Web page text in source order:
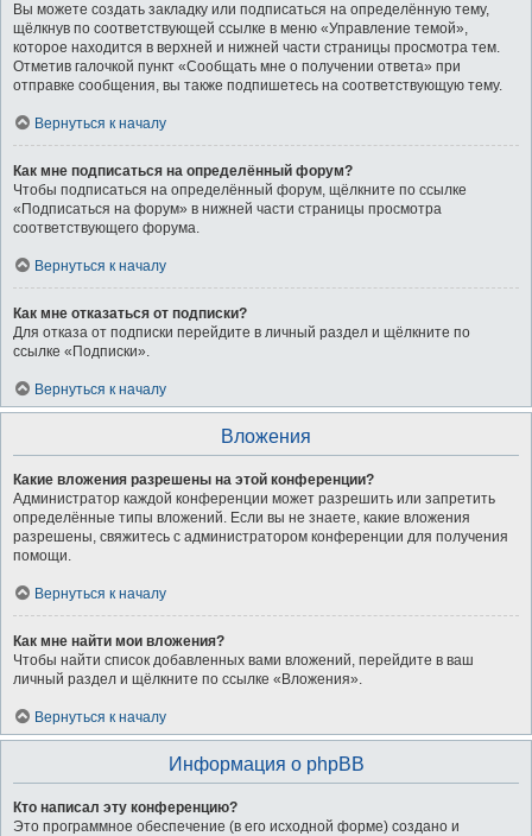
Вы можете создать закладку или подписаться на определённую тему,
щёлкнув по соответствующей ссылке в меню «Управление темой»,
которое находится в верхней и нижней части страницы просмотра тем.
Отметив галочкой пункт «Сообщать мне о получении ответа» при
отправке сообщения, вы также подпишетесь на соответствующую тему.
Вернуться к началу
Как мне подписаться на определённый форум?
Чтобы подписаться на определённый форум, щёлкните по ссылке
«Подписаться на форум» в нижней части страницы просмотра
соответствующего форума.
Вернуться к началу
Как мне отказаться от подписки?
Для отказа от подписки перейдите в личный раздел и щёлкните по
ссылке «Подписки».
Вернуться к началу
Вложения
Какие вложения разрешены на этой конференции?
Администратор каждой конференции может разрешить или запретить
определённые типы вложений. Если вы не знаете, какие вложения
разрешены, свяжитесь с администратором конференции для получения
помощи.
Вернуться к началу
Как мне найти мои вложения?
Чтобы найти список добавленных вами вложений, перейдите в ваш
личный раздел и щёлкните по ссылке «Вложения».
Вернуться к началу
Информация о phpBB
Кто написал эту конференцию?
Это программное обеспечение (в его исходной форме) создано и